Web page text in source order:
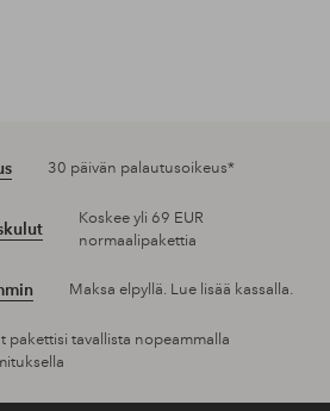
30 päivän palautusoikeus*
Koskee yli 69 EUR
normaalipakettia
Maksa elpyllä. Lue lisää kassalla.
pakettisi tavallista nopeammalla